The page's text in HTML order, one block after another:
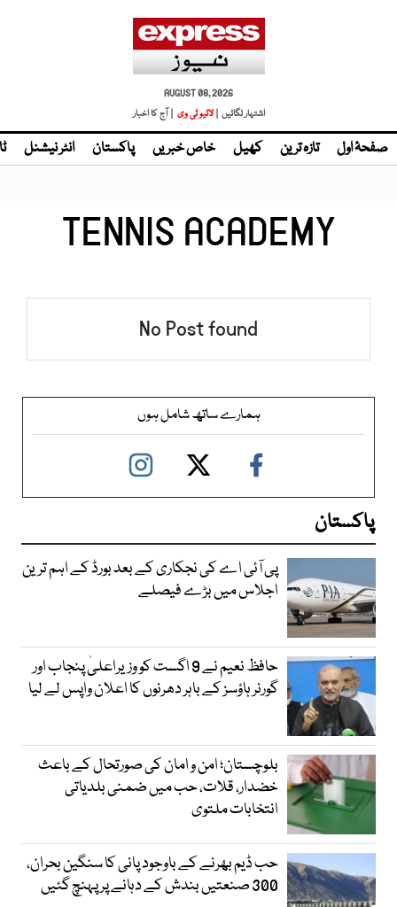
AUGUST 08, 2026
اشتہار لگائیں | لائیو ٹی وی | آج کا اخبار
صفحۂ اول تازہ ترین کھیل خاص خبریں پاکستان انٹر نیشنل
TENNIS ACADEMY
No Post found
ہمارے ساتھ شامل ہوں
پاکستان
پی آئی اے کی نجکاری کے بعد بورڈ کے اہم ترین
اجلاس میں بڑے فیصلے
حافظ نعیم نے 9 اگست کو وزیراعلیٰ پنجاب اور
گورنر ہاؤسز کے باہر دھرنوں کا اعلان واپس لے لیا
بلوچستان؛ امن و امان کی صورتحال کے باعث
خضدار، قلات، حب میں ضمنی بلدیاتی
انتخابات ملتوی
حب ڈیم بھرنے کے باوجود پانی کا سنگین بحران،
300 صنعتیں بندش کے دہانے پر پہنچ گئیں